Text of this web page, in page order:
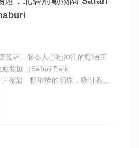
藏著一個令人心馳神往的動物王
物園（Safari Park
宛如一顆璀璨的明珠，吸引著來